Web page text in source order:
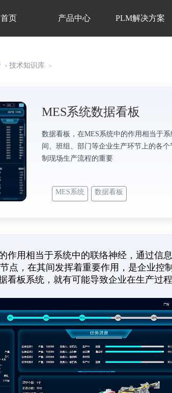
首页 产品中心 PLM解决方案
> 技术知识库 >
MES系统数据看板
数据看板，在MES系统中的作用相当于
间、班组、部门等企业生产环节上的各
制现场生产流程的重要
MES系统 数据看板
作用相当于系统中的联络神经，通过信
点，在其间发挥着重要作用，是企业控
看板系统，就有可能导致企业在生产过